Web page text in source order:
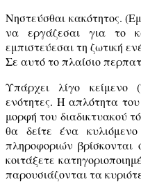
Νηστεύσθαι κακότητος.
να εργάζεσαι για το
εμπιστεύεσαι τη ζωτική
Σε αυτό το πλαίσιο
Υπάρχει λίγο κείμενο
ενότητες. Η απλότητα του
μορφή του διαδικτυακού
θα δείτε ένα
πληροφοριών
κοιτάξετε
παρουσιάζονται τα